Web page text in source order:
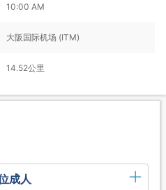
10:00 AM
大阪国际机场 (ITM)
14.52公里
成人